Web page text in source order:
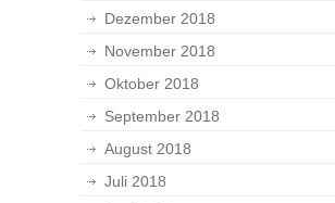
Dezember 2018
November 2018
Oktober 2018
September 2018
August 2018
Juli 2018